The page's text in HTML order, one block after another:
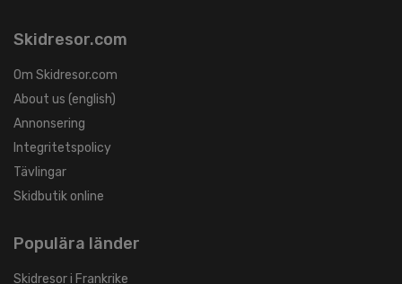
Skidresor.com
Om Skidresor.com
About us (english)
Annonsering
Integritetspolicy
Tävlingar
Skidbutik online
Populära länder
Skidresor i Frankrike